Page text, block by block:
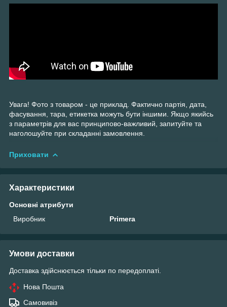
Увага! Фото з товаром - це приклад. Фактично партія, дата,
фасування, тара, етикетка можуть бути іншими. Якщо якийсь
з параметрів для вас принципово-важливий, запитуйте та
наголошуйте при складанні замовлення.
Приховати
Характеристики
Основні атрибути
Виробник
Primera
Умови доставки
Доставка здійснюється тільки по передоплаті.
Нова Пошта
Самовивіз